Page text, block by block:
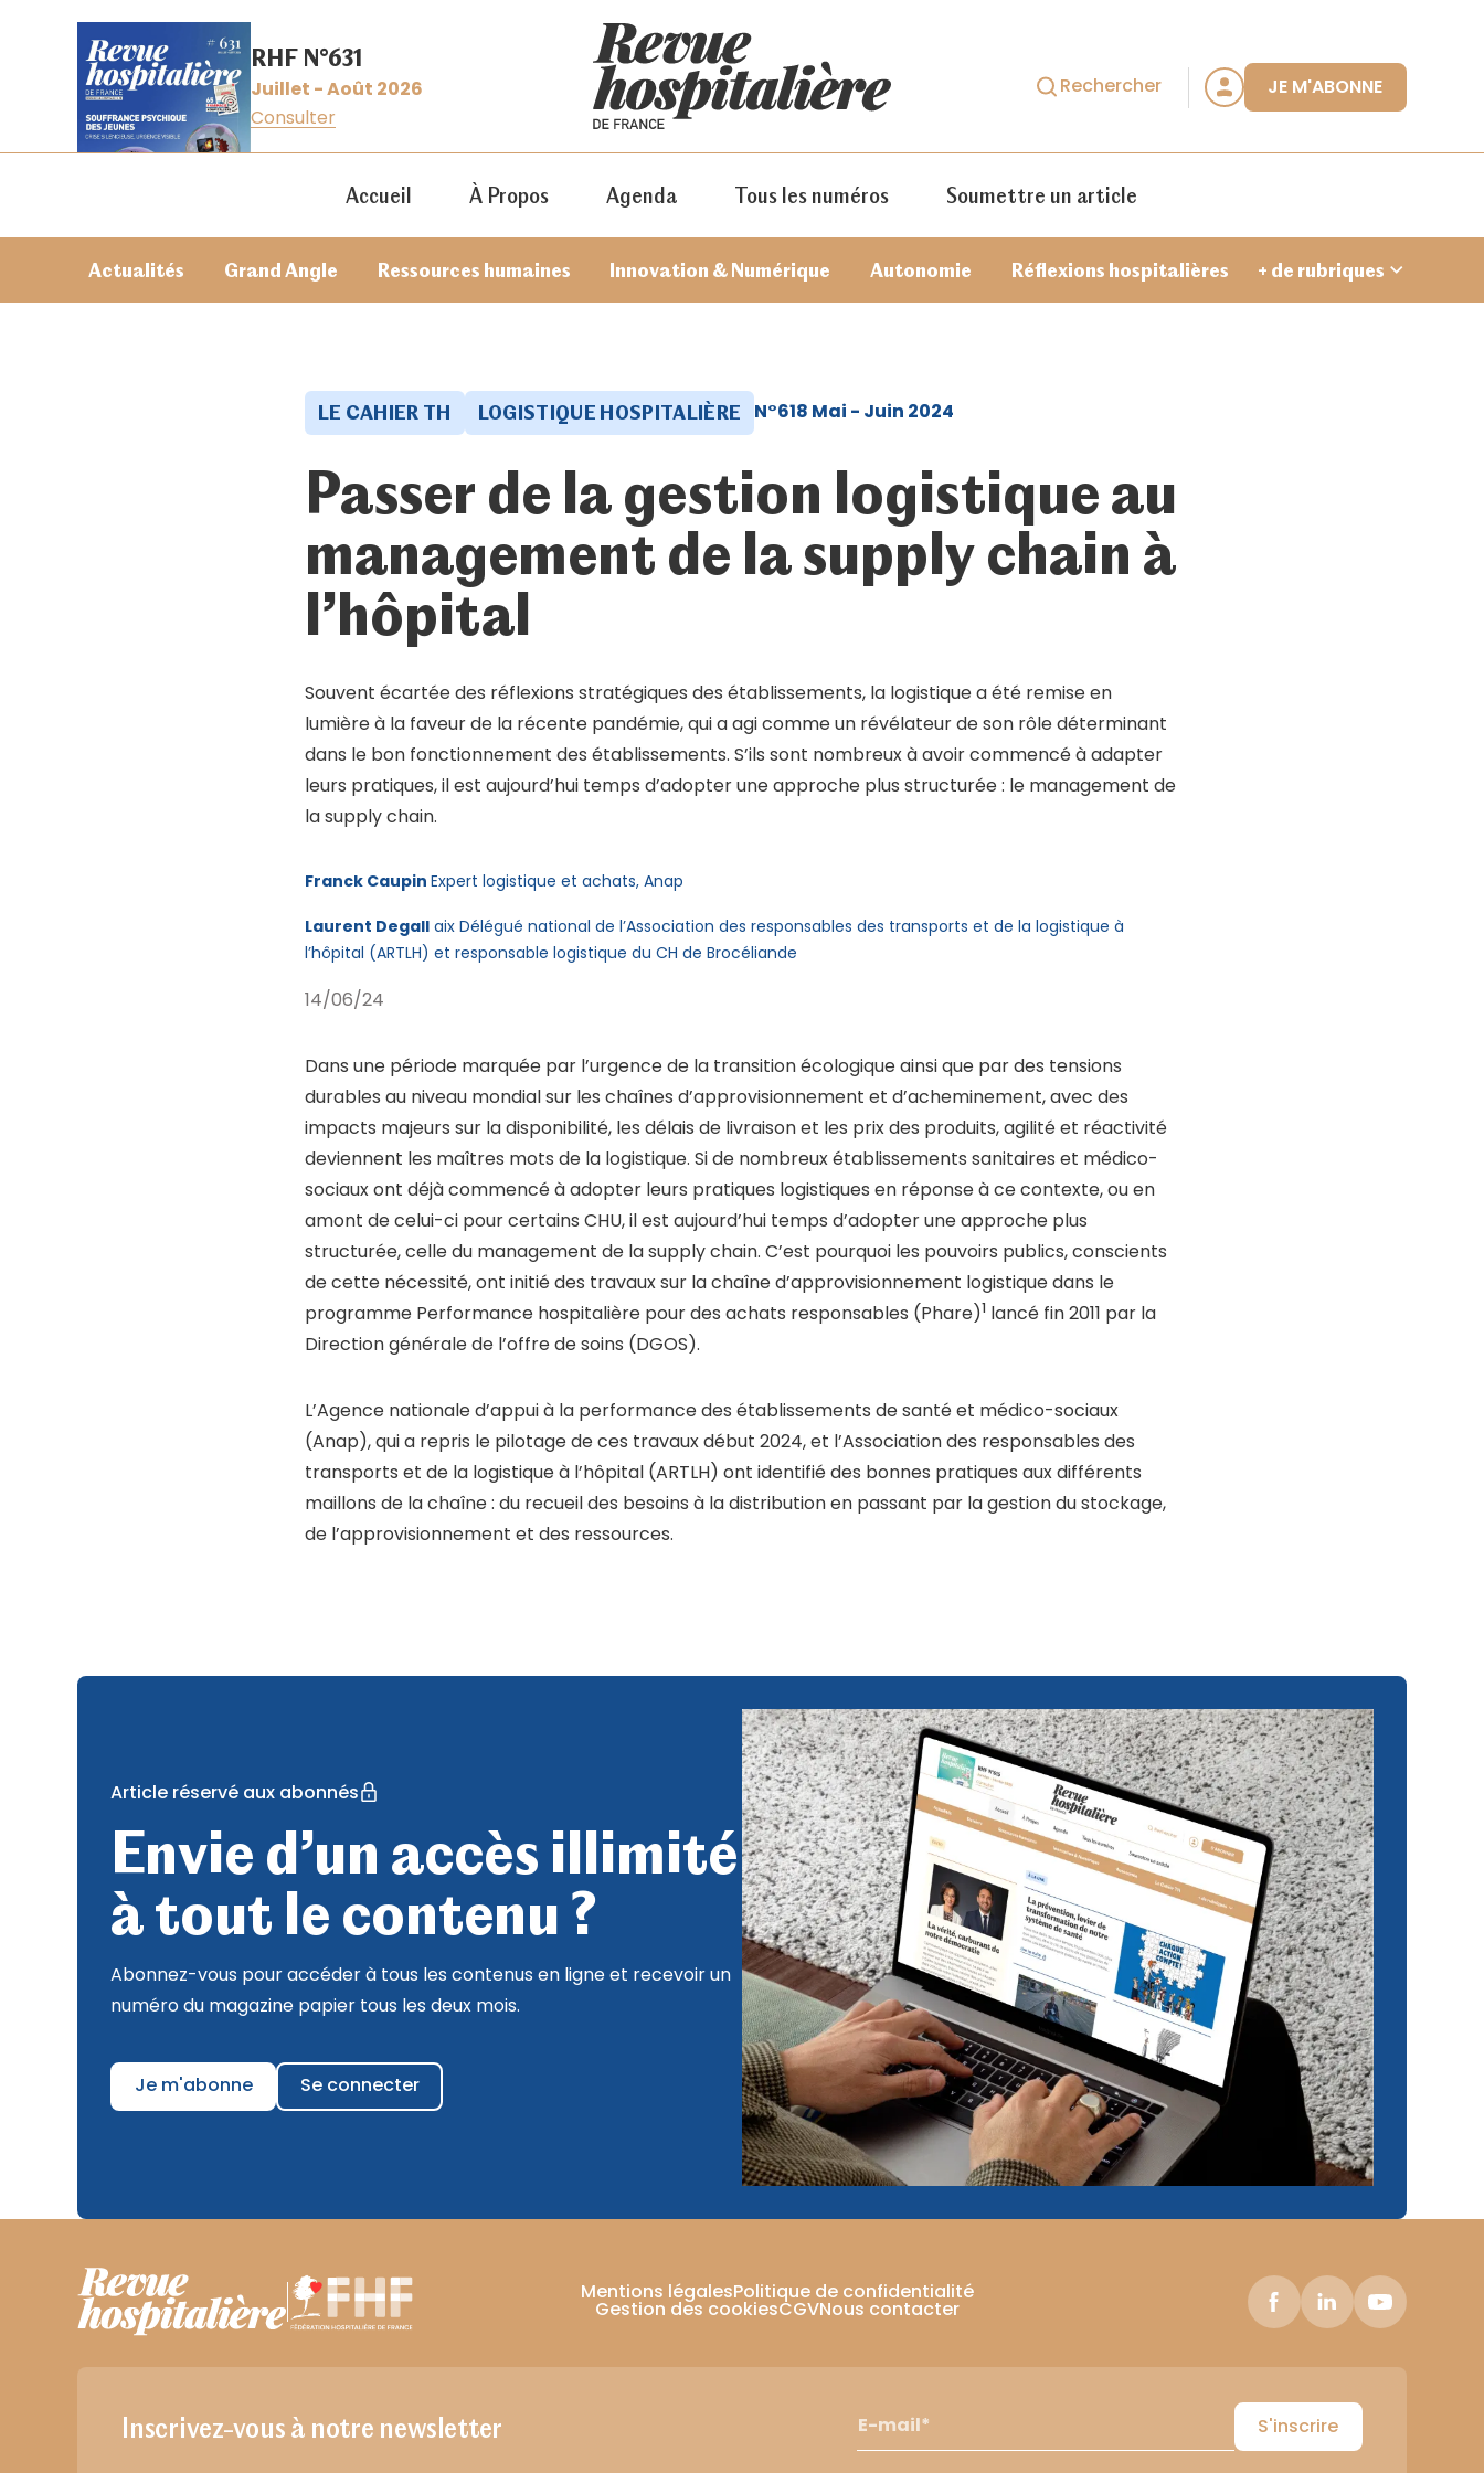
RHF N°631
Juillet - Août 2026
Consulter
Rechercher JE M'ABONNE
Accueil À Propos Agenda Tous les numéros Soumettre un article
Actualités Grand Angle Ressources humaines Innovation & Numérique Autonomie Réflexions hospitalières + de rubriques
Mot de passe oublié ?
LE CAHIER TH LOGISTIQUE HOSPITALIÈRE N°618 Mai - Juin 2024
Passer de la gestion logistique au
management de la supply chain à
l’hôpital
Souvent écartée des réflexions stratégiques des établissements, la logistique a été remise en
lumière à la faveur de la récente pandémie, qui a agi comme un révélateur de son rôle déterminant
dans le bon fonctionnement des établissements. S’ils sont nombreux à avoir commencé à adapter
leurs pratiques, il est aujourd’hui temps d’adopter une approche plus structurée : le management de
la supply chain.
Franck CaupinExpert logistique et achats, Anap
Laurent Degallaix Délégué national de l’Association des responsables des transports et de la logistique à
l’hôpital (ARTLH) et responsable logistique du CH de Brocéliande
14/06/24
Dans une période marquée par l’urgence de la transition écologique ainsi que par des tensions
durables au niveau mondial sur les chaînes d’approvisionnement et d’acheminement, avec des
impacts majeurs sur la disponibilité, les délais de livraison et les prix des produits, agilité et réactivité
deviennent les maîtres mots de la logistique. Si de nombreux établissements sanitaires et médico-
sociaux ont déjà commencé à adopter leurs pratiques logistiques en réponse à ce contexte, ou en
amont de celui-ci pour certains CHU, il est aujourd’hui temps d’adopter une approche plus
structurée, celle du management de la supply chain. C’est pourquoi les pouvoirs publics, conscients
de cette nécessité, ont initié des travaux sur la chaîne d’approvisionnement logistique dans le
programme Performance hospitalière pour des achats responsables (Phare)1 lancé fin 2011 par la
Direction générale de l’offre de soins (DGOS).
L’Agence nationale d’appui à la performance des établissements de santé et médico-sociaux
(Anap), qui a repris le pilotage de ces travaux début 2024, et l’Association des responsables des
transports et de la logistique à l’hôpital (ARTLH) ont identifié des bonnes pratiques aux différents
maillons de la chaîne : du recueil des besoins à la distribution en passant par la gestion du stockage,
de l’approvisionnement et des ressources.
Article réservé aux abonnés
Envie d’un accès illimité
à tout le contenu ?
Abonnez-vous pour accéder à tous les contenus en ligne et recevoir un
numéro du magazine papier tous les deux mois.
Je m'abonne Se connecter
Mentions légalesPolitique de confidentialité
Gestion des cookiesCGVNous contacter
Inscrivez-vous à notre newsletter S'inscrire